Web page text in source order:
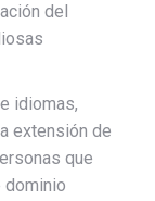
del
idiomas,
extensión de
que
dominio